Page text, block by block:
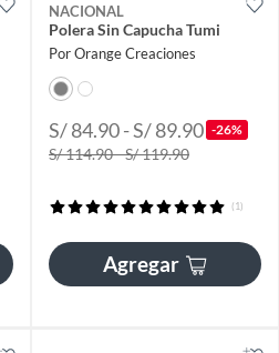
NACIONAL
Polera Sin Capucha Tumi
Por Orange Creaciones
S/ 84.90 - S/ 89.90 -26%
S/ 114.90 - S/ 119.90
(1)
Agregar